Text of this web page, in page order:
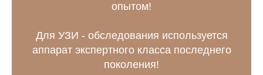
опытом!
Для УЗИ - обследования используется
аппарат экспертного класса последнего
поколения!